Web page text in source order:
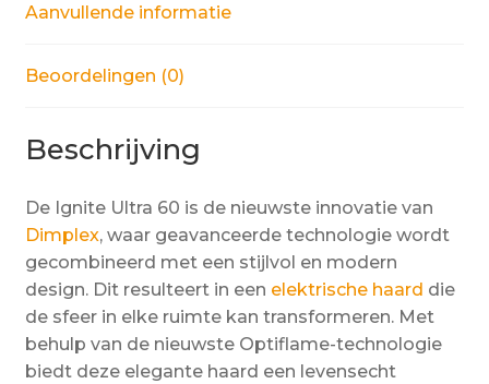
Aanvullende informatie
Beoordelingen (0)
Beschrijving
De Ignite Ultra 60 is de nieuwste innovatie van
Dimplex, waar geavanceerde technologie wordt
gecombineerd met een stijlvol en modern
design. Dit resulteert in een elektrische haard die
de sfeer in elke ruimte kan transformeren. Met
behulp van de nieuwste Optiflame-technologie
biedt deze elegante haard een levensecht